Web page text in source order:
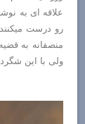
علاقه ای به
رو درست
منصفانه به
ولی با این